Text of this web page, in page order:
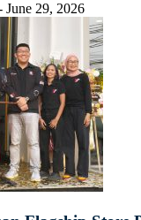
June 29, 2026